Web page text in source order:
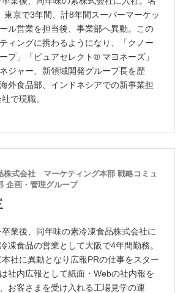
東京で3年間、計8年間スーパーマーケッ
ル営業を担当後、事業部へ異動。この
ィングに携わるようになり、「クノー
プ」「ピュアセレクト® マヨネーズ」
ジャー、新領域開発グループ長を歴
外食品部、インドネシアでの新事業担
で現職。
株式会社 マーケティング本部 戦略コミュ
企画・管理グループ
業後、同年味の素冷凍食品株式会社に
凍食品の営業として大阪で4年間勤務。
社に異動となり広報PRの仕事をスター
社内広報として紙面・Webの社内報を
お客さまを受け入れる工場見学の運